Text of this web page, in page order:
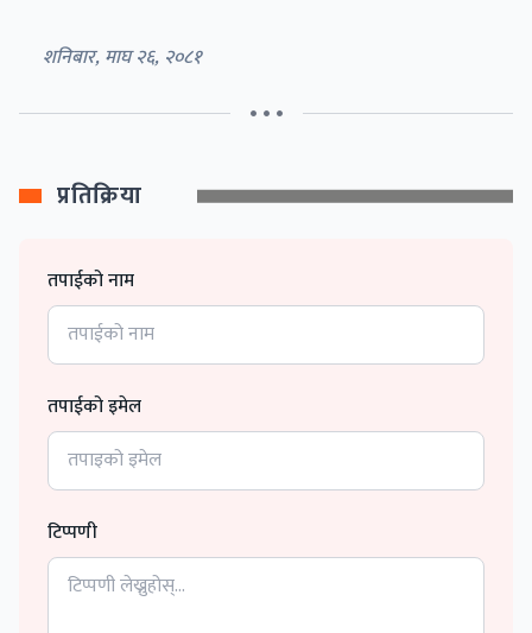
शनिबार, माघ २६, २०८१
• • •
प्रतिक्रिया
तपाईको नाम
तपाईको इमेल
टिप्पणी